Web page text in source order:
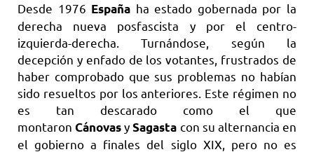
Desde 1976 España ha estado gobernada por la
derecha nueva posfascista y por el centro-
izquierda-derecha. Turnándose, según la
decepción y enfado de los votantes, frustrados de
haber comprobado que sus problemas no habían
sido resueltos por los anteriores. Este régimen no
es tan descarado como el que
montaronCánovasySagasta con su alternancia en
el gobierno a finales del siglo XIX, pero no es